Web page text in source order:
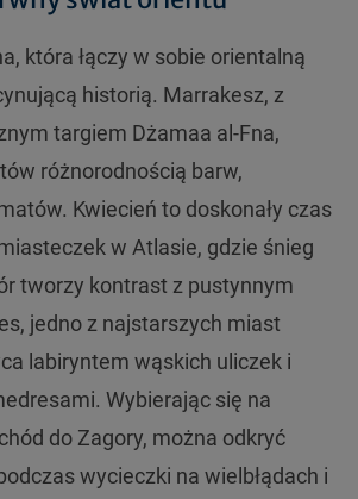
która łączy w sobie orientalną
historią. Marrakesz, z
targiem Dżamaa al-Fna,
różnorodnością barw,
Kwiecień to doskonały czas
w Atlasie, gdzie śnieg
tworzy kontrast z pustynnym
jedno z najstarszych miast
labiryntem wąskich uliczek i
Wybierając się na
do Zagory, można odkryć
wycieczki na wielbłądach i